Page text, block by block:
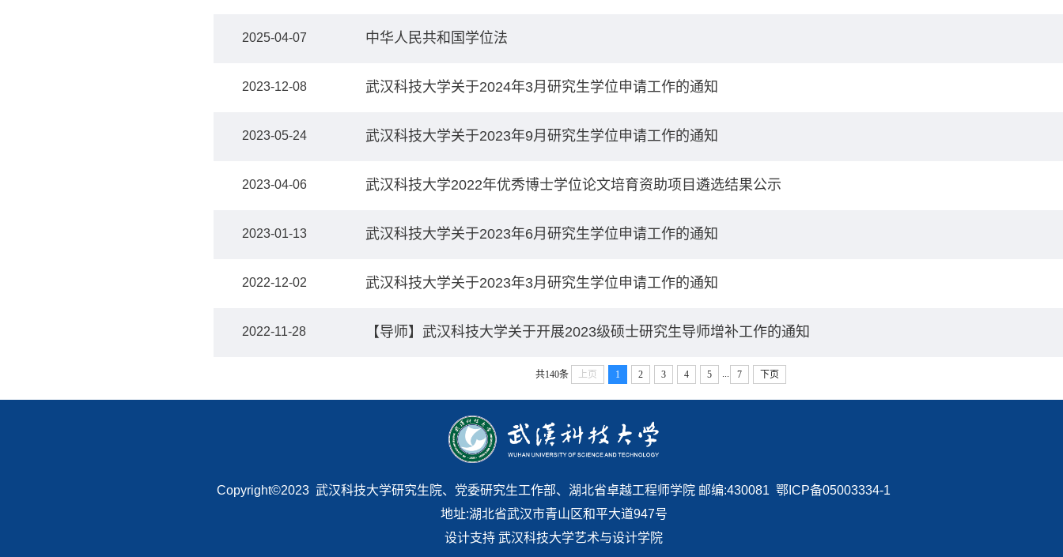
2025-04-07 中华人民共和国学位法
2023-12-08 武汉科技大学关于2024年3月研究生学位申请工作的通知
2023-05-24 武汉科技大学关于2023年9月研究生学位申请工作的通知
2023-04-06 武汉科技大学2022年优秀博士学位论文培育资助项目遴选结果公示
2023-01-13 武汉科技大学关于2023年6月研究生学位申请工作的通知
2022-12-02 武汉科技大学关于2023年3月研究生学位申请工作的通知
2022-11-28 【导师】武汉科技大学关于开展2023级硕士研究生导师增补工作的通知
共140条 上页 1 2 3 4 5 7 下页
Copyright©2023 武汉科技大学研究生院、党委研究生工作部、湖北省卓越工程师学院 邮编:430081 鄂ICP备05003334-1
地址:湖北省武汉市青山区和平大道947号
设计支持 武汉科技大学艺术与设计学院